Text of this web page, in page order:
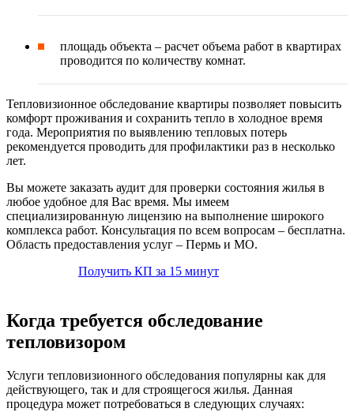
площадь объекта – расчет объема работ в квартирах
проводится по количеству комнат.
Тепловизионное обследование квартиры позволяет повысить
комфорт проживания и сохранить тепло в холодное время
года. Мероприятия по выявлению тепловых потерь
рекомендуется проводить для профилактики раз в несколько
лет.
Вы можете заказать аудит для проверки состояния жилья в
любое удобное для Вас время. Мы имеем
специализированную лицензию на выполнение широкого
комплекса работ. Консультация по всем вопросам – бесплатна.
Область предоставления услуг – Пермь и МО.
Получить КП за 15 минут
Когда требуется обследование
тепловизором
Услуги тепловизионного обследования популярны как для
действующего, так и для строящегося жилья. Данная
процедура может потребоваться в следующих случаях: